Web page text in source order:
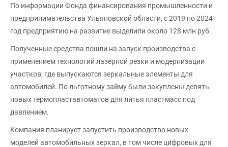
По информации Фонда финансирования промышленности и
предпринимательства Ульяновской области, с 2019 по 2024
год предприятию на развитие выделили около 128 млн руб.
Полученные средства пошли на запуск производства с
применением технологий лазерной резки и модернизации
участков, где выпускаются зеркальные элементы для
автомобилей. По льготному займу были закуплены девять
новых термопластавтоматов для литья пластмасс под
давлением.
Компания планирует запустить производство новых
моделей автомобильных зеркал, в том числе цифровых для